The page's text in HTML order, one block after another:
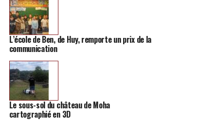
Ce plan canicule, que de nombreuses villes activent
régulièrement, doit permettre d’éviter que cette
population ne subisse gravement les effets de la chaleur,
particulièrement impactante sur leur vie.
L’école de Ben, de Huy, remporte un prix de la
communication
Le sous-sol du château de Moha
cartographié en 3D